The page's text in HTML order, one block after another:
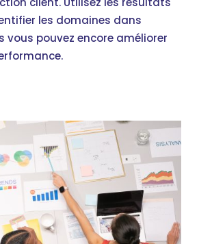
les domaines dans
vous pouvez encore améliorer